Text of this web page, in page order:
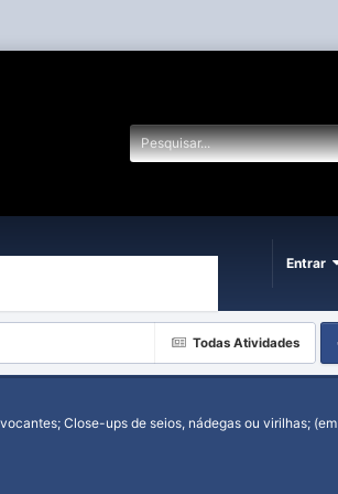
Entrar
Todas Atividades
Close-ups de seios, nádegas ou virilhas; (em